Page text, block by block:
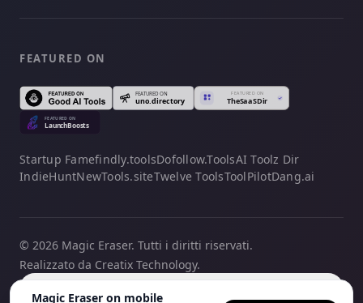
Magic Eraser on mobile
FEATURED ON
Startup Famefindly.toolsDofollow.ToolsAI Toolz Dir
IndieHuntNewTools.siteTwelve ToolsToolPilotDang.ai
© 2026 Magic Eraser. Tutti i diritti riservati.
Realizzato da Creatix Technology.